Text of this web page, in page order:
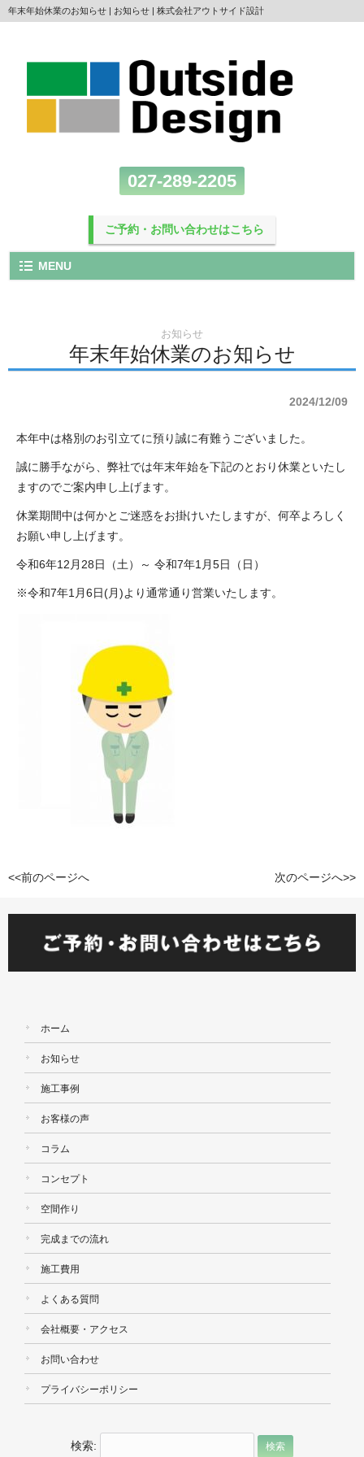
年末年始休業のお知らせ | お知らせ | 株式会社アウトサイド設計
027-289-2205
ご予約・お問い合わせはこちら
MENU
お知らせ
年末年始休業のお知らせ
2024/12/09
本年中は格別のお引立てに預り誠に有難うございました。
誠に勝手ながら、弊社では年末年始を下記のとおり休業といたし
ますのでご案内申し上げます。
休業期間中は何かとご迷惑をお掛けいたしますが、何卒よろしく
お願い申し上げます。
令和6年12月28日（土）～ 令和7年1月5日（日）
※令和7年1月6日(月)より通常通り営業いたします。
<<前のページへ 次のページへ>>
ホーム
お知らせ
施工事例
お客様の声
コラム
コンセプト
空間作り
完成までの流れ
施工費用
よくある質問
会社概要・アクセス
お問い合わせ
プライバシーポリシー
検索: